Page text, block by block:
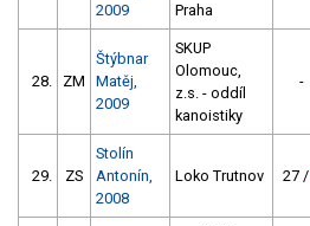
2009
Praha
28. ZM
Štýbnar
Matěj,
2009
SKUP
Olomouc,
z.s. - oddíl
kanoistiky
-
29. ZS
Stolín
Antonín,
2008
Loko Trutnov 27 /